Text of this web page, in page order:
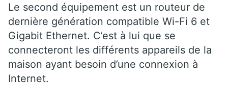
Le second équipement est un routeur de
dernière génération compatible Wi-Fi 6 et
Gigabit Ethernet. C’est à lui que se
connecteront les différents appareils de la
maison ayant besoin d’une connexion à
Internet.